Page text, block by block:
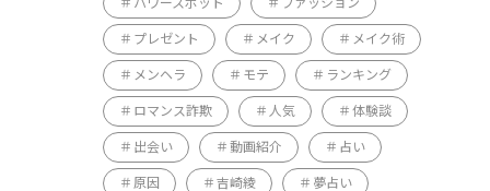
パワースポット ファッション
プレゼント メイク メイク術
メンヘラ モテ ランキング
ロマンス詐欺 人気 体験談
出会い 動画紹介 占い
原因 吉崎綾 夢占い